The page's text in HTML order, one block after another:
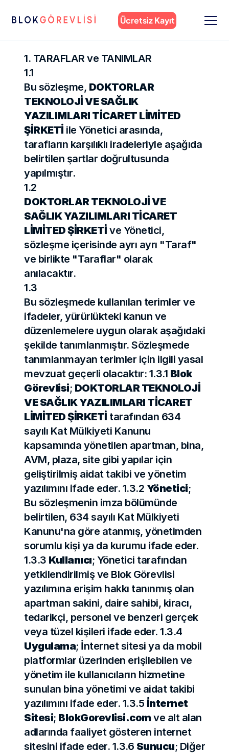
Ücretsiz Kayıt
1. TARAFLAR ve TANIMLAR
1.1
Bu sözleşme, DOKTORLAR
TEKNOLOJİ VE SAĞLIK
YAZILIMLARI TİCARET LİMİTED
ŞİRKETİ ile Yönetici arasında,
tarafların karşılıklı iradeleriyle aşağıda
belirtilen şartlar doğrultusunda
yapılmıştır.
1.2
DOKTORLAR TEKNOLOJİ VE
SAĞLIK YAZILIMLARI TİCARET
LİMİTED ŞİRKETİ ve Yönetici,
sözleşme içerisinde ayrı ayrı "Taraf"
ve birlikte "Taraflar" olarak
anılacaktır.
1.3
Bu sözleşmede kullanılan terimler ve
ifadeler, yürürlükteki kanun ve
düzenlemelere uygun olarak aşağıdaki
şekilde tanımlanmıştır. Sözleşmede
tanımlanmayan terimler için ilgili yasal
mevzuat geçerli olacaktır: 1.3.1 Blok
Görevlisi; DOKTORLAR TEKNOLOJİ
VE SAĞLIK YAZILIMLARI TİCARET
LİMİTED ŞİRKETİ tarafından 634
sayılı Kat Mülkiyeti Kanunu
kapsamında yönetilen apartman, bina,
AVM, plaza, site gibi yapılar için
geliştirilmiş aidat takibi ve yönetim
yazılımını ifade eder. 1.3.2 Yönetici;
Bu sözleşmenin imza bölümünde
belirtilen, 634 sayılı Kat Mülkiyeti
Kanunu'na göre atanmış, yönetimden
sorumlu kişi ya da kurumu ifade eder.
1.3.3 Kullanıcı; Yönetici tarafından
yetkilendirilmiş ve Blok Görevlisi
yazılımına erişim hakkı tanınmış olan
apartman sakini, daire sahibi, kiracı,
tedarikçi, personel ve benzeri gerçek
Uygulama; İnternet sitesi ya da mobil
platformlar üzerinden erişilebilen ve
yönetim ile kullanıcıların hizmetine
sunulan bina yönetimi ve aidat takibi
yazılımını ifade eder. 1.3.5 İnternet
Sitesi; BlokGorevlisi.com ve alt alan
adlarında faaliyet gösteren internet
sitesini ifade eder. 1.3.6 Sunucu; Diğer